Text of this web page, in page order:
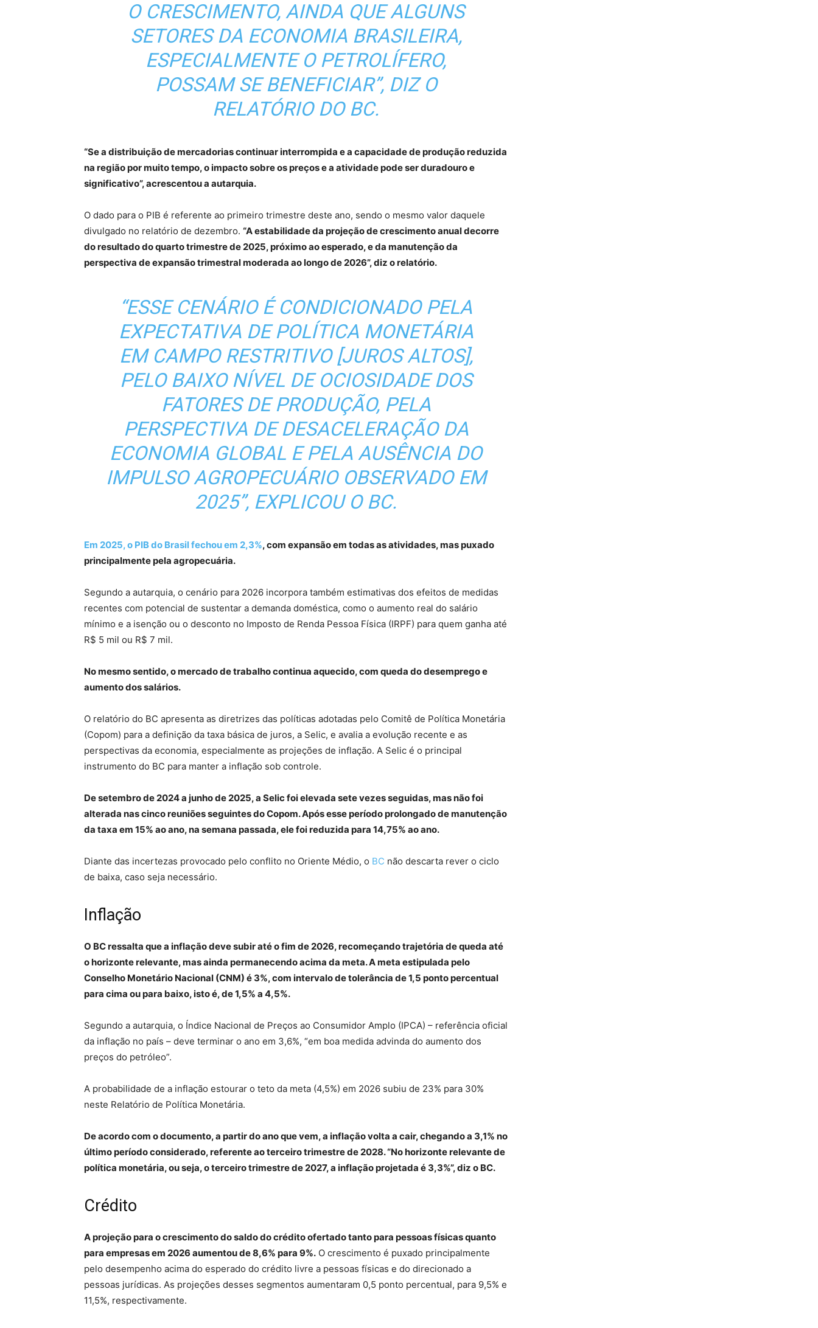
O CRESCIMENTO, AINDA QUE ALGUNS
SETORES DA ECONOMIA BRASILEIRA,
ESPECIALMENTE O PETROLÍFERO,
POSSAM SE BENEFICIAR”, DIZ O
RELATÓRIO DO BC.
“Se a distribuição de mercadorias continuar interrompida e a capacidade de produção reduzida
na região por muito tempo, o impacto sobre os preços e a atividade pode ser duradouro e
significativo”, acrescentou a autarquia.
O dado para o PIB é referente ao primeiro trimestre deste ano, sendo o mesmo valor daquele
divulgado no relatório de dezembro. “A estabilidade da projeção de crescimento anual decorre
do resultado do quarto trimestre de 2025, próximo ao esperado, e da manutenção da
perspectiva de expansão trimestral moderada ao longo de 2026”, diz o relatório.
“ESSE CENÁRIO É CONDICIONADO PELA
EXPECTATIVA DE POLÍTICA MONETÁRIA
EM CAMPO RESTRITIVO [JUROS ALTOS],
PELO BAIXO NÍVEL DE OCIOSIDADE DOS
FATORES DE PRODUÇÃO, PELA
PERSPECTIVA DE DESACELERAÇÃO DA
ECONOMIA GLOBAL E PELA AUSÊNCIA DO
IMPULSO AGROPECUÁRIO OBSERVADO EM
2025”, EXPLICOU O BC.
Em 2025, o PIB do Brasil fechou em 2,3%, com expansão em todas as atividades, mas puxado
principalmente pela agropecuária.
Segundo a autarquia, o cenário para 2026 incorpora também estimativas dos efeitos de medidas
recentes com potencial de sustentar a demanda doméstica, como o aumento real do salário
mínimo e a isenção ou o desconto no Imposto de Renda Pessoa Física (IRPF) para quem ganha até
R$ 5 mil ou R$ 7 mil.
No mesmo sentido, o mercado de trabalho continua aquecido, com queda do desemprego e
aumento dos salários.
O relatório do BC apresenta as diretrizes das políticas adotadas pelo Comitê de Política Monetária
(Copom) para a definição da taxa básica de juros, a Selic, e avalia a evolução recente e as
perspectivas da economia, especialmente as projeções de inflação. A Selic é o principal
instrumento do BC para manter a inflação sob controle.
De setembro de 2024 a junho de 2025, a Selic foi elevada sete vezes seguidas, mas não foi
alterada nas cinco reuniões seguintes do Copom. Após esse período prolongado de manutenção
da taxa em 15% ao ano, na semana passada, ele foi reduzida para 14,75% ao ano.
Diante das incertezas provocado pelo conflito no Oriente Médio, o BC não descarta rever o ciclo
de baixa, caso seja necessário.
Inflação
O BC ressalta que a inflação deve subir até o fim de 2026, recomeçando trajetória de queda até
o horizonte relevante, mas ainda permanecendo acima da meta. A meta estipulada pelo
Conselho Monetário Nacional (CNM) é 3%, com intervalo de tolerância de 1,5 ponto percentual
para cima ou para baixo, isto é, de 1,5% a 4,5%.
Segundo a autarquia, o Índice Nacional de Preços ao Consumidor Amplo (IPCA) – referência oficial
da inflação no país – deve terminar o ano em 3,6%, “em boa medida advinda do aumento dos
preços do petróleo”.
A probabilidade de a inflação estourar o teto da meta (4,5%) em 2026 subiu de 23% para 30%
neste Relatório de Política Monetária.
De acordo com o documento, a partir do ano que vem, a inflação volta a cair, chegando a 3,1% no
último período considerado, referente ao terceiro trimestre de 2028. “No horizonte relevante de
política monetária, ou seja, o terceiro trimestre de 2027, a inflação projetada é 3,3%”, diz o BC.
Crédito
A projeção para o crescimento do saldo do crédito ofertado tanto para pessoas físicas quanto
para empresas em 2026 aumentou de 8,6% para 9%. O crescimento é puxado principalmente
pelo desempenho acima do esperado do crédito livre a pessoas físicas e do direcionado a
pessoas jurídicas. As projeções desses segmentos aumentaram 0,5 ponto percentual, para 9,5% e
11,5%, respectivamente.